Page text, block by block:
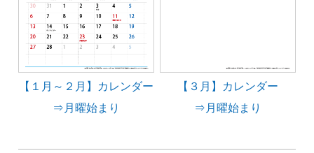
【１月～２月】カレンダー
⇒月曜始まり
【３月】カレンダー
⇒月曜始まり